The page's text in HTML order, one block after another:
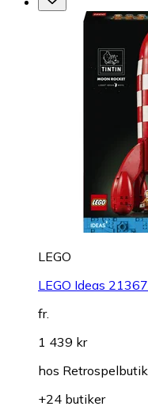
LEGO
LEGO Ideas
fr.
1 439 kr
hos
+24 butiker